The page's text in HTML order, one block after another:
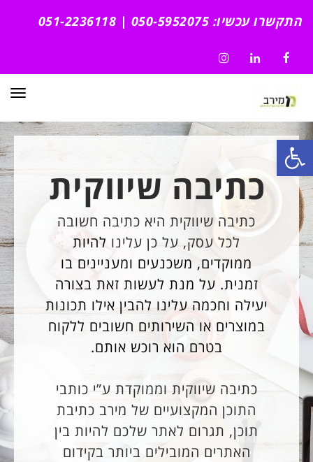
פתח סרגל נגישות
התקשרו עכשיו: 050-5952075 | 051-2236118
Facebook
LinkedIn
Instagram
כתיבה שיווקית
כתיבה שיווקית היא כתיבה חשובה
לכל עסק, על כן עלינו להיות
ממוקדים, משכנעים ומעניינים בו
זמנית. על מנת לעשות זאת בצורה
יעילה וחכמה עלינו להבין אילו תכונות
במוצרים או השירותים חשובים ללקוח
בטרם הוא רוכש אותם.
כתיבה שיווקית וממוקדת ע”י כותבי
התוכן המקצועיים של מירב כתיבת
תוכן, תגרום לאתר שלכם להיות בין
האתרים המובילים ביותר בקידום